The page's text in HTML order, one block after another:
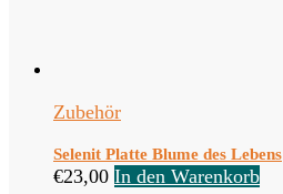
Zubehör
Selenit Platte Blume des Lebens
€23,00 In den Warenkorb